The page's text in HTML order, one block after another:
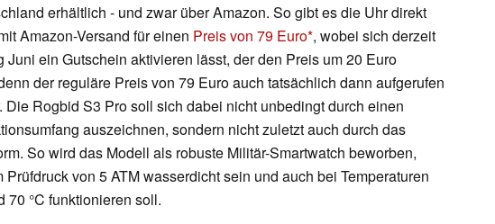
erhältlich - und zwar über Amazon. So gibt es die Uhr direkt
Amazon-Versand für einen Preis von 79 Euro , wobei sich derzeit
Juni ein Gutschein aktivieren lässt, der den Preis um 20 Euro
der reguläre Preis von 79 Euro auch tatsächlich dann aufgerufen
Die Rogbid S3 Pro soll sich dabei nicht unbedingt durch einen
auszeichnen, sondern nicht zuletzt auch durch das
So wird das Modell als robuste Militär-Smartwatch beworben,
von 5 ATM wasserdicht sein und auch bei Temperaturen
70 °C funktionieren soll.